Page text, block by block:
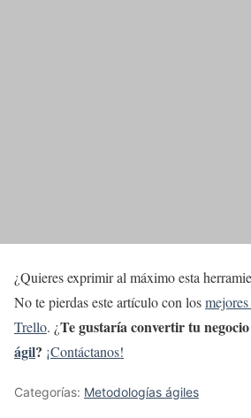
¿Quieres exprimir al máximo esta
No te pierdas este artículo con los
Trello. ¿Te gustaría convertir tu
ágil? ¡Contáctanos!
Categorías: Metodologías ágiles